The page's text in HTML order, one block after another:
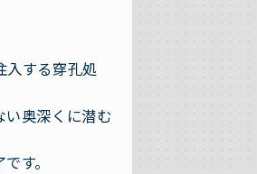
入する穿孔処
い奥深くに潜む
す。